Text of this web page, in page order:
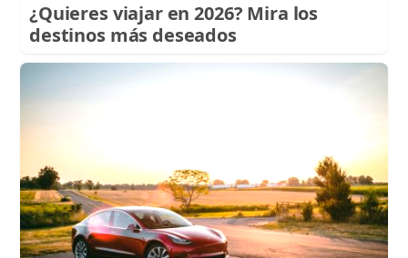
¿Quieres viajar en 2026? Mira los
destinos más deseados